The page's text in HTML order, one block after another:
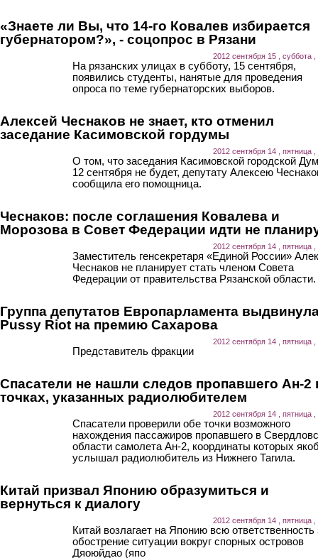
«Знаете ли Вы, что 14-го Ковалев избирается
губернатором?», - соцопрос в Рязани
2012 сентября 15 , суббота ,
На рязанских улицах в субботу, 15 сентября,
появились студенты, нанятые для проведения
опроса по теме губернаторских выборов.
Алексей Чеснаков не знает, кто отменил
заседание Касимовской гордумы
2012 сентября 14 , пятница ,
О том, что заседания Касимовской городской
12 сентября не будет, депутату Алексею
сообщила его помощница.
Чеснаков: после соглашения Ковалева и
Морозова в Совет Федерации идти не
2012 сентября 14 , пятница ,
Заместитель генсекретаря «Единой России»
Чеснаков не планирует стать членом Совета
Федерации от правительства Рязанской области.
Группа депутатов Европарламента
Pussy Riot на премию Сахарова
2012 сентября 14 , пятница ,
Представитель фракции
Спасатели не нашли следов пропавшего Ан-2
точках, указанных радиолюбителем
2012 сентября 14 , пятница ,
Спасатели проверили обе точки возможного
нахождения пассажиров пропавшего в
области самолета Ан-2, координаты которых
услышал радиолюбитель из Нижнего Тагила.
Китай призвал Японию образумиться и
вернуться к диалогу
2012 сентября 14 , пятница ,
Китай возлагает на Японию всю ответственность
обострение ситуации вокруг спорных островов
Дяоюйдао (япо